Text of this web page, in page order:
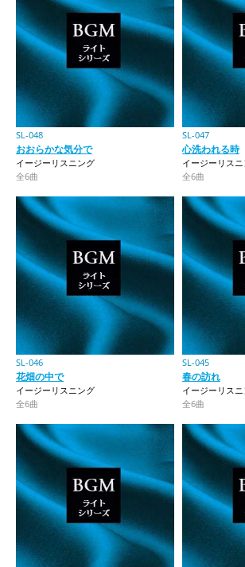
SL-048
おおらかな気分で
イージーリスニング
全6曲
SL-047
心洗われる時
イージーリス
全6曲
SL-046
花畑の中で
イージーリスニング
全6曲
SL-045
春の訪れ
イージーリス
全6曲